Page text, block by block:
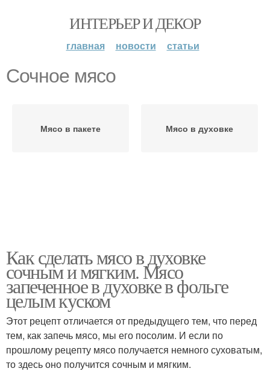
ИНТЕРЬЕР И ДЕКОР
главная новости статьи
Сочное мясо
Мясо в пакете Мясо в духовке
Как сделать мясо в духовке
сочным и мягким. Мясо
запеченное в духовке в фольге
целым куском
Этот рецепт отличается от предыдущего тем, что перед
тем, как запечь мясо, мы его посолим. И если по
прошлому рецепту мясо получается немного суховатым,
то здесь оно получится сочным и мягким.